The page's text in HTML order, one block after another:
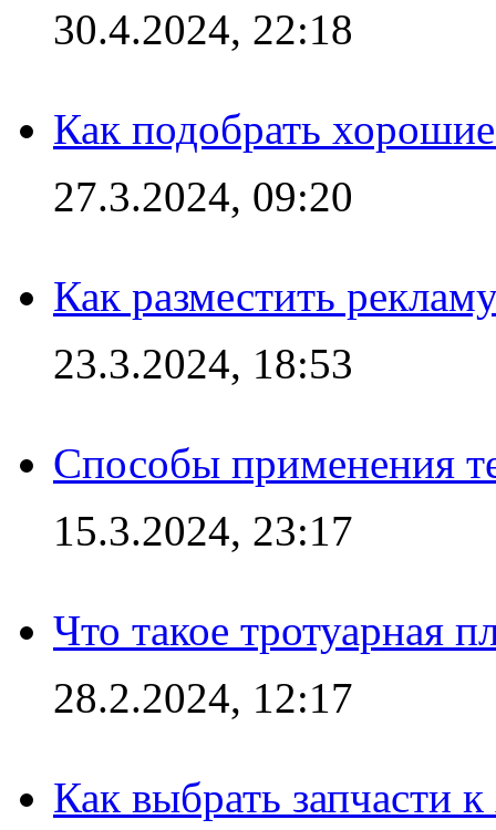
30.4.2024, 22:18
Как подобрать
27.3.2024, 09:20
Как разместить
23.3.2024, 18:53
Способы применения
15.3.2024, 23:17
Что такое тротуарная
28.2.2024, 12:17
Как выбрать запчасти